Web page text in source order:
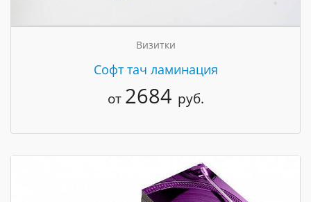
Визитки
Cофт тач ламинация
от 2684 руб.